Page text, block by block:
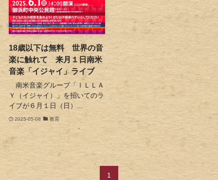
18歳以下は無料 世界の音
楽に触れて 来月１日南米
音楽「イジャイ」ライブ
南米音楽グループ「ＩＬＬＡ
Ｙ（イジャイ）」を招いてのラ
イブが６月１日（日）...
2025-05-08 教育
1